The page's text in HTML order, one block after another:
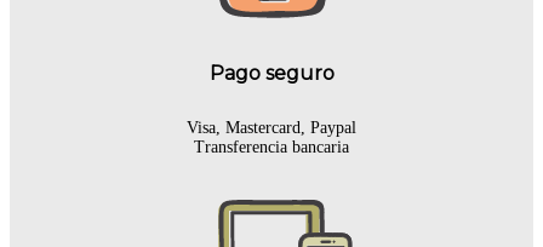
Pago seguro
Visa, Mastercard, Paypal
Transferencia bancaria